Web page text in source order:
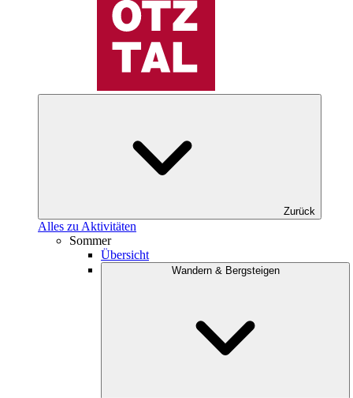
Zurück
Alles zu Aktivitäten
Sommer
Übersicht
Wandern & Bergsteigen